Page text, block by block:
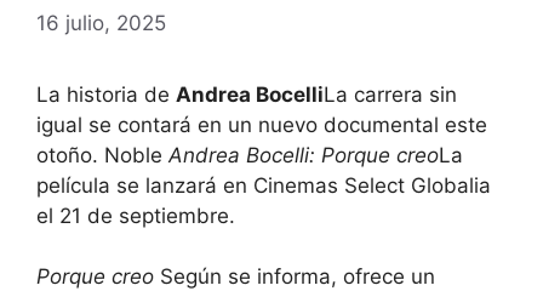
16 julio, 2025
La historia de Andrea BocelliLa carrera sin
igual se contará en un nuevo documental este
otoño. Noble Andrea Bocelli: Porque creoLa
película se lanzará en Cinemas Select Globalia
el 21 de septiembre.
Porque creo Según se informa, ofrece un